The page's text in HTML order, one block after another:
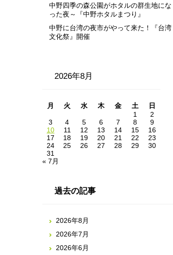
中野四季の森公園がホタルの群生地にな
った夜～『中野ホタルまつり』
中野に台湾の夜市がやって来た！『台湾
文化祭』開催
2026年8月
月 火 水 木 金 土
日
1
2
3
4 5 6 7 8
9
10
11 12 13 14 15
16
17
18 19 20 21 22
23
24
25 26 27 28 29
30
31
« 7月
過去の記事
2026年8月
2026年7月
2026年6月